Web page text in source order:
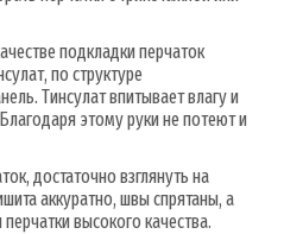
подкладки перчаток
по структуре
Тинсулат впитывает влагу и
этому руки не потеют и
достаточно взглянуть на
аккуратно, швы спрятаны, а
высокого качества.